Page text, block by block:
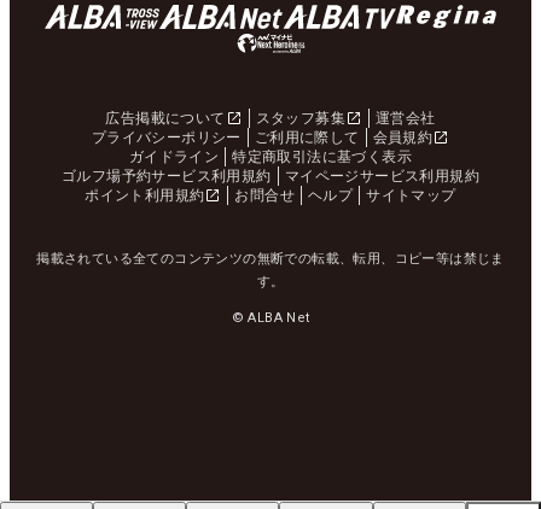
広告掲載について スタッフ募集
運営会社
プライバシーポリシー
ご利用に際して
会員規約
ガイドライン
特定商取引法に基づく表示
ゴルフ場予約サービス利用規約
マイページサービス利用規約
ポイント利用規約
お問合せ ヘルプ サイトマップ
掲載されている全てのコンテンツの無断での転載、転用、コピー等は禁じま
す。
© ALBA Net